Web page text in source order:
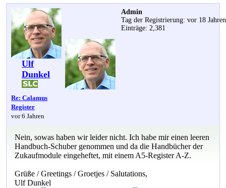
Ulf
Dunkel
Re: Calamus
Register
vor 6 Jahren
Admin
Tag der Registrierung: vor 18 Jahren
Einträge: 2,381
Nein, sowas haben wir leider nicht. Ich habe mir einen leeren
Handbuch-Schuber genommen und da die Handbücher der
Zukaufmodule eingeheftet, mit einem A5-Register A-Z.
Grüße / Greetings / Groetjes / Salutations,
Ulf Dunkel